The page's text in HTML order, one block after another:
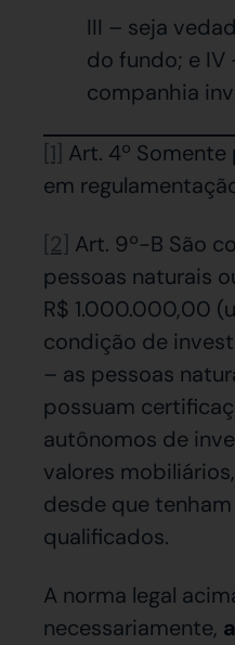
III – seja
do fundo; e
companhia
[1] Art. 4º
em
[2] Art. 9º-B São
pessoas naturais
R$ 1.000.000,00
condição de
– as pessoas
possuam
autônomos de
valores
desde que
qualificados.
A norma legal
necessariamente,